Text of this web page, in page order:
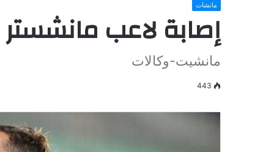
ماتشات
إصابة لاعب مانشستر
مانشيت-وكالات
443